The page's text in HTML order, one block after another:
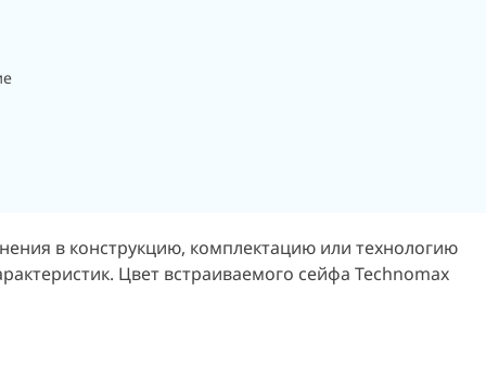
в конструкцию, комплектацию или технологию
Цвет встраиваемого сейфа Technomax